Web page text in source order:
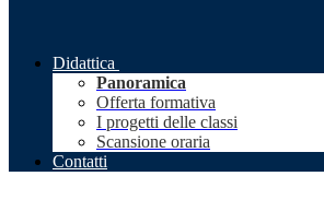
Didattica
Panoramica
Offerta formativa
I progetti delle classi
Scansione oraria
Contatti